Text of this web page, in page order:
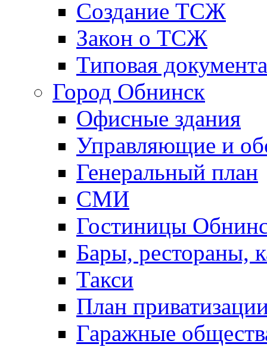
Создание ТСЖ
Закон о ТСЖ
Типовая
Город Обнинск
Офисные здания
Управляющие и
Генеральный план
СМИ
Гостиницы
Бары, рестораны,
Такси
План
Гаражные